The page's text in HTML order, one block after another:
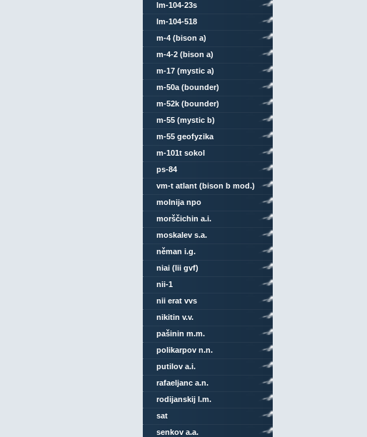
lm-104-23s
lm-104-518
m-4 (bison a)
m-4-2 (bison a)
m-17 (mystic a)
m-50a (bounder)
m-52k (bounder)
m-55 (mystic b)
m-55 geofyzika
m-101t sokol
ps-84
vm-t atlant (bison b mod.)
molnija npo
morščichin a.i.
moskalev s.a.
něman i.g.
niai (lii gvf)
nii-1
nii erat vvs
nikitin v.v.
pašinin m.m.
polikarpov n.n.
putilov a.i.
rafaeljanc a.n.
rodijanskij l.m.
sat
senkov a.a.